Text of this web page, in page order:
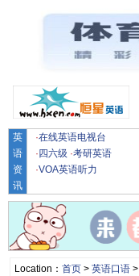
英
语
资
讯
·在线英语电视台
· 四六级 ·考研英语
·VOA英语听力
Location： 首页> 英语口语>